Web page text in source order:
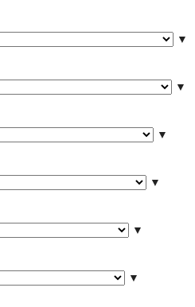
▼
▼
▼
▼
▼
▼